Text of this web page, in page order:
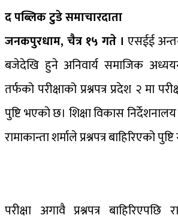
द पब्लिक टुडे समाचारदाता
जनकपुरधाम, चैत्र १५ गते ।एसईई
बजेदेखि हुने अनिवार्य समाजिक
तर्फको परीक्षाको प्रश्नपत्र प्रदेश २ मा
पुष्टि भएको छ। शिक्षा विकास
रामाकान्ता शर्माले प्रश्नपत्र बाहिरिएको
परीक्षा अगावै प्रश्नपत्र बाहिरिएपछि